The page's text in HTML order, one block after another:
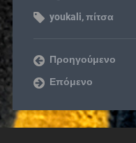
youkali,πίτσα
Προηγούμενο
Επόμενο